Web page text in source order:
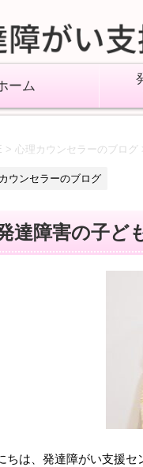
ーム
> 心理カウンセラーのブログ
ウンセラーのブログ
達障害の子ど
ちは、発達障がい支援セ